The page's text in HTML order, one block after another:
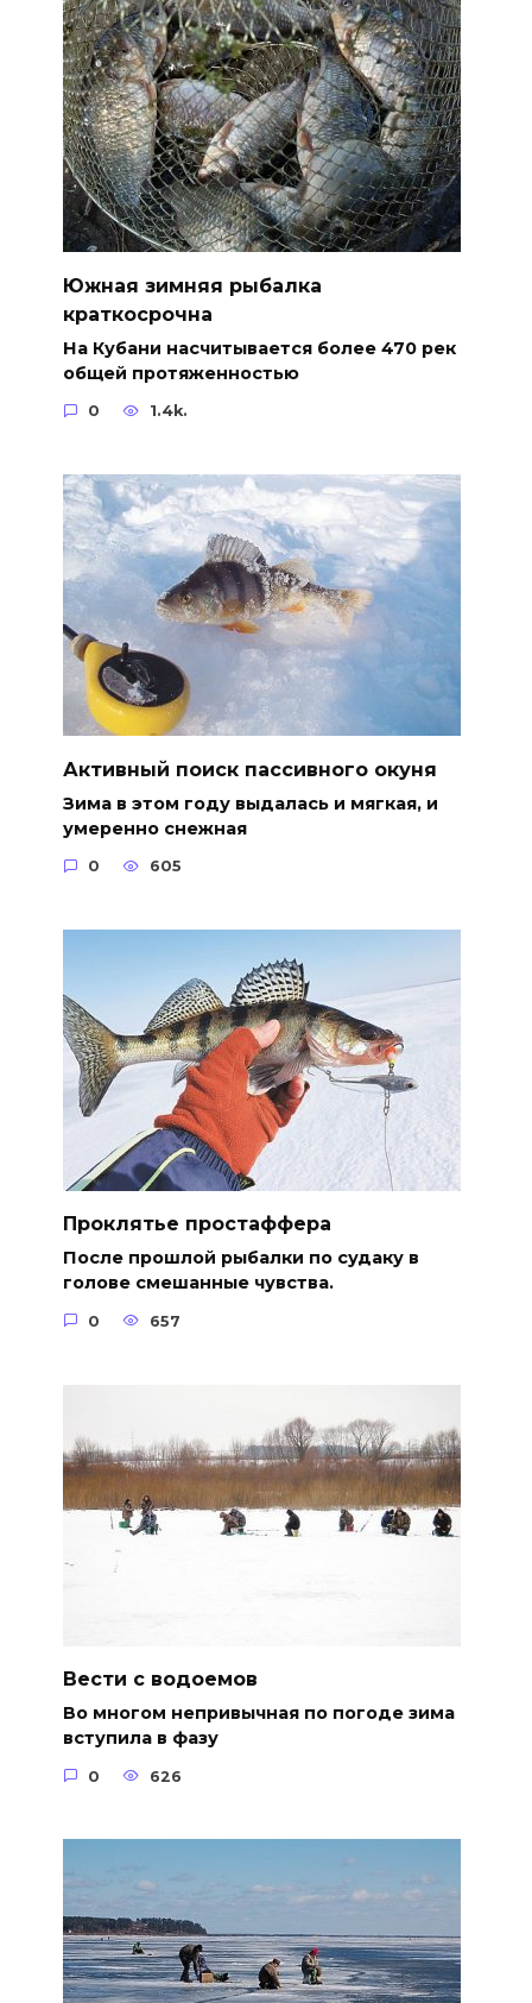
Южная зимняя рыбалка
краткосрочна
На Кубани насчитывается более 470 рек
общей протяженностью
0 1.4k.
Активный поиск пассивного окуня
Зима в этом году выдалась и мягкая, и
умеренно снежная
0 605
Проклятье простаффера
После прошлой рыбалки по судаку в
голове смешанные чувства.
0 657
Вести с водоемов
Во многом непривычная по погоде зима
вступила в фазу
0 626